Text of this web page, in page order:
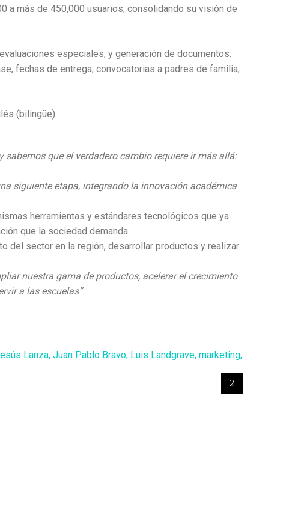
a más de 450,000 usuarios, consolidando su visión de
especiales, y generación de documentos.
fechas de entrega, convocatorias a padres de familia,
(bilingüe).
que el verdadero cambio requiere ir más allá:
siguiente etapa, integrando la innovación académica
herramientas y estándares tecnológicos que ya
que la sociedad demanda.
del sector en la región, desarrollar productos y realizar
nuestra gama de productos, acelerar el crecimiento
a las escuelas”.
Lanza, Juan Pablo Bravo, Luis Landgrave, marketing,